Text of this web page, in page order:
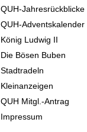
QUH-Jahresrückblicke
QUH-Adventskalender
König Ludwig II
Die Bösen Buben
Stadtradeln
Kleinanzeigen
QUH Mitgl.-Antrag
Impressum